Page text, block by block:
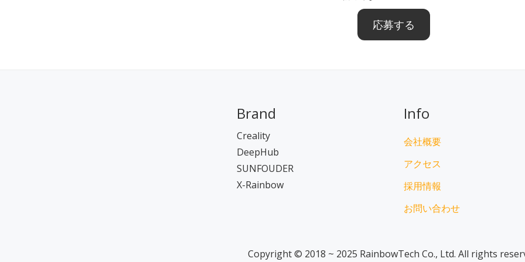
応募する
Brand
Creality
DeepHub
SUNFOUDER
X-Rainbow
Info
会社概要
アクセス
採用情報
お問い合わせ
Copyright © 2018 ~ 2025 RainbowTech Co., Ltd. All rights